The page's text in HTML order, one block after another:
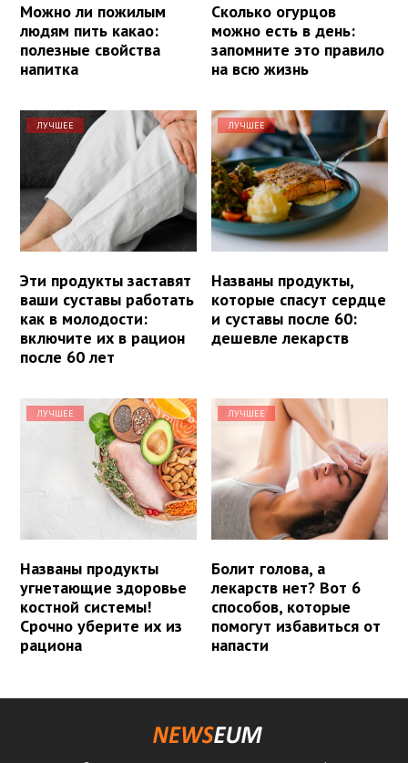
Можно ли пожилым
людям пить какао:
полезные свойства
напитка
Сколько огурцов
можно есть в день:
запомните это правило
на всю жизнь
ЛУЧШЕЕ
Эти продукты заставят
ваши суставы работать
как в молодости:
включите их в рацион
после 60 лет
ЛУЧШЕЕ
Названы продукты,
которые спасут сердце
и суставы после 60:
дешевле лекарств
ЛУЧШЕЕ
Названы продукты
угнетающие здоровье
костной системы!
Срочно уберите их из
рациона
ЛУЧШЕЕ
Болит голова, а
лекарств нет? Вот 6
способов, которые
помогут избавиться от
напасти